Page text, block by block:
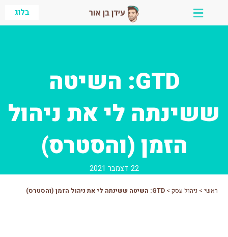
בלוג
GTD: השיטה
ששינתה לי את ניהול
הזמן (והסטרס)
22 דצמבר 2021
ראשי > ניהול עסק > GTD: השיטה ששינתה לי את ניהול הזמן (והסטרס)